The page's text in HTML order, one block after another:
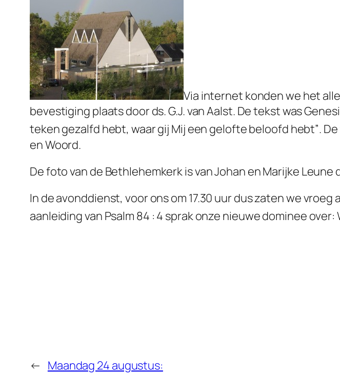
Via internet konden we het
bevestiging plaats door ds. G.J. van Aalst. De tekst was
teken gezalfd hebt, waar gij Mij een gelofte beloofd hebt”.
en Woord.
De foto van de Bethlehemkerk is van Johan en Marijke
In de avonddienst, voor ons om 17.30 uur dus zaten we
aanleiding van Psalm 84 : 4 sprak onze nieuwe dominee over:
← Maandag 24 augustus: